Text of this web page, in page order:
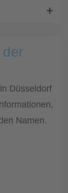
der
Düsseldorf
Namen.